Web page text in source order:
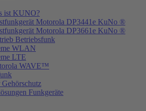
ist KUNO?
Motorola DP3441e KuNo ®
Motorola DP3661e KuNo ®
Betriebsfunk
WLAN
LTE
WAVE™
Funkgeräte